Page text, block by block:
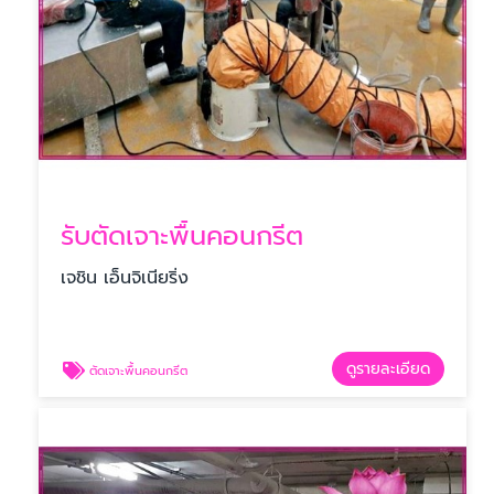
รับตัดเจาะพื้นคอนกรีต
เจชิน เอ็นจิเนียริ่ง
ตัดเจาะพื้นคอนกรีต ดูรายละเอียด